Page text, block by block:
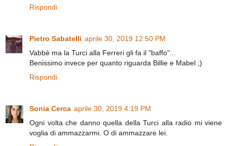
Rispondi
Pietro Sabatelli aprile 30, 2019 12:50 PM
Vabbè ma la Turci alla Ferreri gli fa il "baffo"...
Benissimo invece per quanto riguarda Billie e Mabel ;)
Rispondi
Sonia Cerca aprile 30, 2019 4:19 PM
Ogni volta che danno quella della Turci alla radio mi viene
voglia di ammazzarmi. O di ammazzare lei.